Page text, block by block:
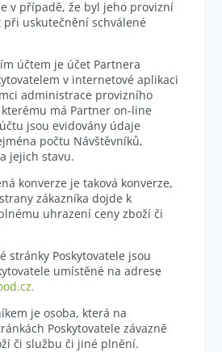
v případě, že byl jeho provizní
při uskutečnění schválené
účtem je účet Partnera
v internetové aplikaci
administrace provizního
má Partner on-line
jsou evidovány údaje
počtu Návštěvníků,
jejich stavu.
konverze je taková konverze,
zákazníka dojde k
uhrazení ceny zboží či
stránky Poskytovatele jsou
umístěné na adrese
je osoba, která na
Poskytovatele závazně
či službu či jiné plnění.